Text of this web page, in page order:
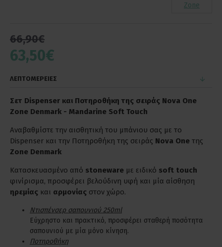
63,50€
66,90€
Zone
ΛΕΠΤΟΜΕΡΕΙΕΣ
Σετ Dispenser και Ποτηροθήκη της σειράς Nova One
Zone Denmark - Mandarine Soft Touch
Αναβαθμίστε την αισθητική του μπάνιου σας με το
Dispenser και την Ποτηροθήκη της σειράς Nova One της
Zone Denmark
Κατασκευασμένο από stoneware με ειδικό soft touch
φινίρισμα, προσφέρει βελούδινη υφή και μία αίσθηση
ηρεμίας και αρμονίας στον χώρο.
Ντισπένσερ σαπουνιού 250ml
Εύχρηστο και πρακτικό, προσφέρει σταθερή ποσότητα
σαπουνιού με μία μόνο κίνηση.
Ποτηροθήκη